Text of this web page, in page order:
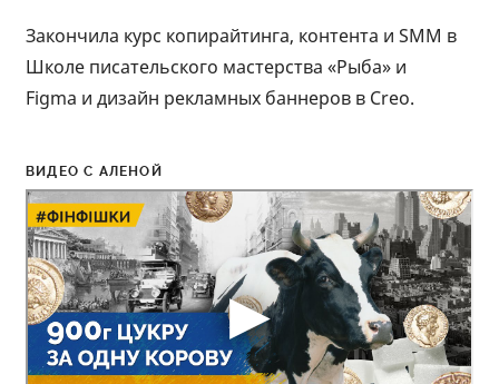
Закончила курс копирайтинга, контента и SMM в
Школе писательского мастерства «Рыба» и
Figma и дизайн рекламных баннеров в Creo.
ВИДЕО С АЛЕНОЙ